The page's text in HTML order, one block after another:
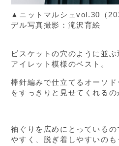
▲ニットマルシェvol.30（
デル写真撮影：滝沢育絵
ビスケットの穴のように並ぶ
アイレット模様のベスト。
棒針編みで仕立てるオーソ
をすっきりと見せてくれるの
袖ぐりを広めにとっている
やすく、脱ぎ着しやすいのも